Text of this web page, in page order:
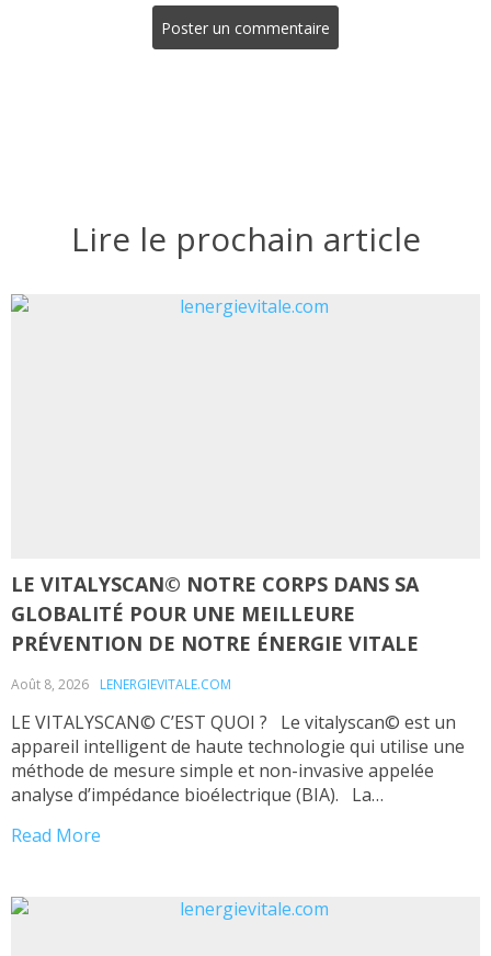
Poster un commentaire
Lire le prochain article
LE VITALYSCAN© NOTRE CORPS DANS SA
GLOBALITÉ POUR UNE MEILLEURE
PRÉVENTION DE NOTRE ÉNERGIE VITALE
Août 8, 2026 LENERGIEVITALE.COM
LE VITALYSCAN© C’EST QUOI ? Le vitalyscan© est un
appareil intelligent de haute technologie qui utilise une
méthode de mesure simple et non-invasive appelée
analyse d’impédance bioélectrique (BIA). La
de traiter et d’analyser notre énergie vitale afin de nous
Read More